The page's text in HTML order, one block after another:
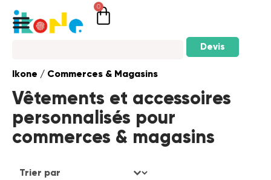
0
Devis
Ikone / Commerces & Magasins
Vêtements et accessoires
personnalisés pour
commerces & magasins
Sort order
Trier le contenu